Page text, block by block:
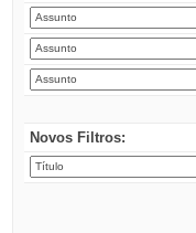
Novos Filtros: